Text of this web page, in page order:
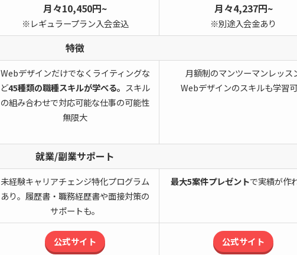
月々10,450円~
※レギュラープラン入会金込
月々4,237円~
※別途入会金あり
特徴
Webデザインだけでなくライティングな
ど45種類の職種スキルが学べる。 スキル
の組み合わせで対応可能な仕事の可能性
無限大
月額制のマンツーマンレッス
Webデザインのスキルも学習
就業/副業サポート
未経験キャリアチェンジ特化プログラム
あり。履歴書・職務経歴書や面接対策の
サポートも。
最大5案件プレゼントで実績が作
公式サイト 公式サイト